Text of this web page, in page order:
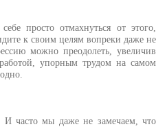
просто отмахнуться от этого,
к своим целям вопреки даже не
можно преодолеть, увеличив
упорным трудом на самом
И часто мы даже не замечаем, что